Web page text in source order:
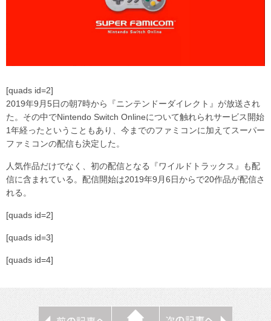
[quads id=2]
2019年9月5日の朝7時から『ニンテンドーダイレクト』が放送され
た。その中でNintendo Switch Onlineについて触れられサービス開始
1年経ったということもあり、今までのファミコンに加えてスーパー
ファミコンの配信も決定した。
人気作品だけでなく、初の配信となる『ワイルドトラックス』も配
信に含まれている。配信開始は2019年9月6日からで20作品が配信さ
れる。
[quads id=2]
[quads id=3]
[quads id=4]